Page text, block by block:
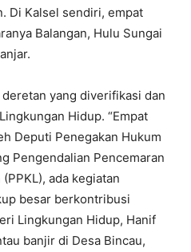
Di Kalsel sendiri, empat
Balangan, Hulu Sungai
yang diverifikasi dan
Hidup. “Empat
Deputi Penegakan Hukum
Pengendalian Pencemaran
ada kegiatan
besar berkontribusi
Lingkungan Hidup, Hanif
banjir di Desa Bincau,